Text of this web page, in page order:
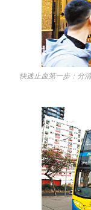
快速止血第一步：分